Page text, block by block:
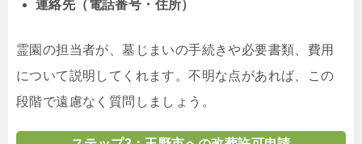
連絡先（電話番号・住所）
霊園の担当者が、墓じまいの手続きや必要書類、費用
について説明してくれます。不明な点があれば、この
段階で遠慮なく質問しましょう。